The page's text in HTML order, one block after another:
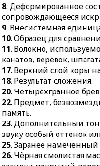
прямоугольный кусок
металла, камня.
54.Револьвер особой
системы с коротким
стволом.
55.Род попугая белого
или розового цвета.
56.Точная дословная
выдержка из текста,
высказывания.
8. Деформированное
сопровождающееся
9. Внесистемная
10. Образец для
11. Волокно,
канатов, верёвок,
17. Верхний слой коры
18. Результат сложения.
20. Четырёхгранное
22. Предмет,
память.
23. Дополнительный
звуку особый оттенок
25. Заранее намеченный
26. Чёрная смолистая